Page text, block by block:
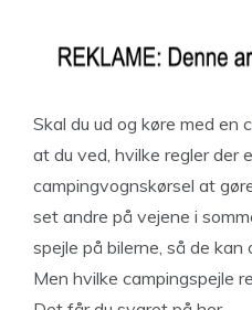
Skal du ud og køre med en
at du ved, hvilke regler der
campingvognskørsel at
set andre på vejene i
spejle på bilerne, så de
Men hvilke campingspejle